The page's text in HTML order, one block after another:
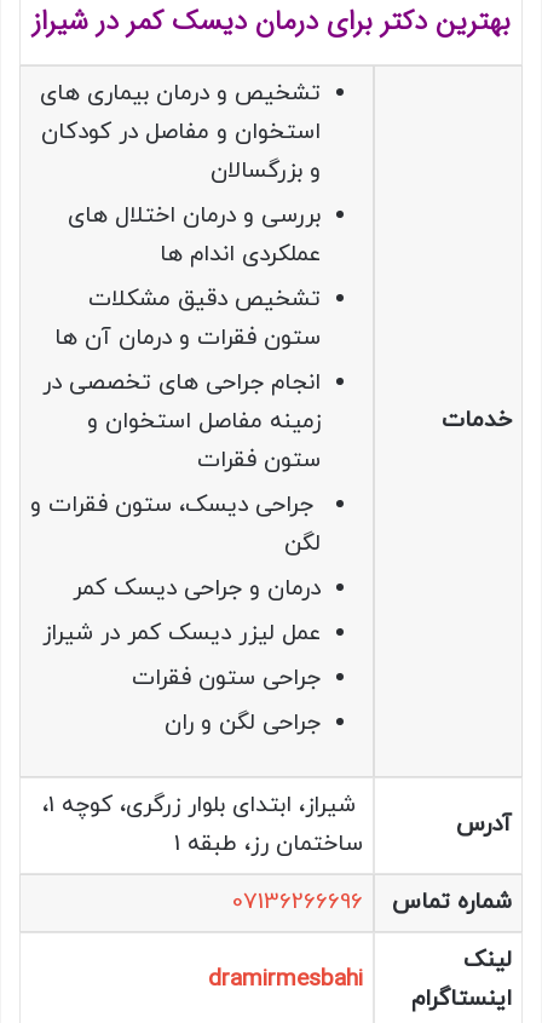
بهترین دکتر برای درمان دیسک کمر در شیراز
خدمات
تشخيص و درمان بيماری های
استخوان و مفاصل در كودكان
و بزرگسالان
بررسی و درمان اختلال های
عملكردی اندام ها
تشخيص دقيق مشكلات
ستون فقرات و درمان آن ها
انجام جراحی های تخصصی در
زمينه مفاصل استخوان و
ستون فقرات
جراحی دیسک، ستون فقرات و
لگن
درمان و جراحی ديسک کمر
عمل لیزر دیسک کمر در شیراز
جراحی ستون فقرات
جراحی لگن و ران
آدرس
شیراز، ابتدای بلوار زرگری، کوچه 1،
ساختمان رز، طبقه 1
شماره تماس
07136266696
لینک
اینستاگرام
dramirmesbahi